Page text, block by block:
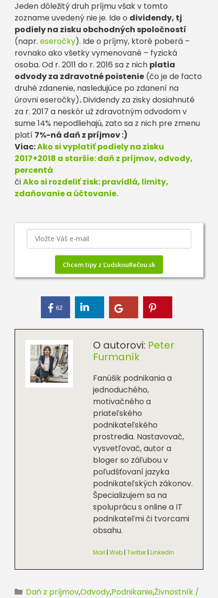
Jeden dôležitý druh príjmu však v tomto
zozname uvedený nie je. Ide o dividendy, tj
podiely na zisku obchodných spoločností
(napr. eseročky). Ide o príjmy, ktoré poberá –
rovnako ako všetky vymenované – fyzická
osoba. Od r. 2011 do r. 2016 sa z nich platia
odvody za zdravotné poistenie (čo je de facto
druhé zdanenie, nasledujúce po zdanení na
úrovni eseročky).Dividendy za zisky dosiahnuté
za r. 2017 a neskôr už zdravotným odvodom v
sume 14% nepodliehajú, zato sa z nich pre zmenu
platí 7%-ná daň z príjmov :)
Viac:Ako si vyplatiť podiely na zisku
2017+2018 a staršie: daň z príjmov, odvody,
percentá
čiAko si rozdeliť zisk: pravidlá, limity,
zdaňovanie a účtovanie.
Chcem tipy z ĽudskouRečou.sk
62
O autorovi: Peter
Furmaník
Fanúšik podnikania a
jednoduchého,
motivačného a
priateľského
podnikateľského
prostredia. Nastavovač,
vysvetľovač, autor a
bloger so záľubou v
poľudšťovaní jazyka
podnikateľských zákonov.
Špecializujem sa na
spoluprácu s online a IT
podnikateľmi či tvorcami
obsahu.
Mail | Web | Twitter | LinkedIn
Kategórie
Daň z príjmov,Odvody,Podnikanie,Živnostník /